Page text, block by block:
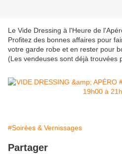
Le Vide Dressing à l'Heure de
Profitez des bonnes affaires pour
votre garde robe et en rester pour
(Les vendeuses sont déjà trouvées
#Soirées & Vernissages
Partager